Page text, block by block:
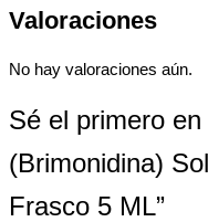
Valoraciones
No hay valoraciones aún.
Sé el primero
(Brimonidina)
Frasco 5 ML”